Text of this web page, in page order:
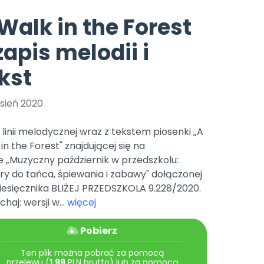
Archiwalne numery
Pomoc
Nowości
czerwca 2024 r. uzyskała
Online.
Bliżej Pieska
Pomoc zwierzętom
Książka (dla) Przedszkolaka
Promowanie czytelnictwa
TikTok
Zobacz nas na TikToku
YouTube
in the Forest
melodii i
2020
linii melodycznej wraz z tekstem piosenki „A
the Forest" znajdującej się na
„Muzyczny październik w przedszkolu:
do tańca, śpiewania i zabawy" dołączonej
BLIŻEJ PRZEDSZKOLA 9.228/2020.
wersji w... więcej
Pobierz
Ten plik można pobrać za pomocą